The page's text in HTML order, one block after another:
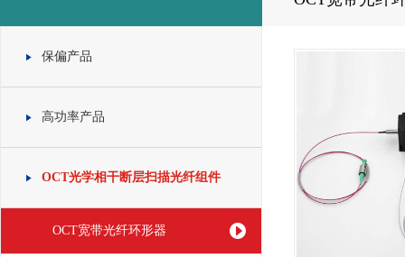
保偏产品
高功率产品
OCT光学相干断层扫描光纤组件
OCT宽带光纤环形器